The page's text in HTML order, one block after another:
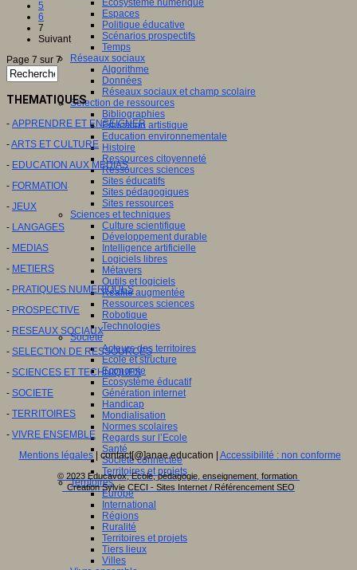
Ecosystème numérique
Espaces
Politique éducative
Scénarios prospectifs
Temps
Réseaux sociaux
Algorithme
Données
Réseaux sociaux et champ scolaire
Sélection de ressources
Bibliographies
Education artistique
Education environnementale
Histoire
Ressources citoyenneté
Ressources sciences
Sites éducatifs
Sites pédagogiques
Sites ressources
Sciences et techniques
Culture scientifique
Développement durable
Intelligence artificielle
Logiciels libres
Métavers
Outils et logiciels
Réalité augmentée
Ressources sciences
Robotique
Technologies
Société
Acteurs des territoires
Ecole et structure
Economie
Ecosystème éducatif
Génération internet
Handicap
Mondialisation
Normes scolaires
Regards sur l’Ecole
Santé
Société connectée
Territoires et projets
Territoires
Europe
International
Régions
Ruralité
Territoires et projets
Tiers lieux
Villes
5
6
7
Suivant
Page 7 sur 7
THEMATIQUES
- APPRENDRE ET ENSEIGNER
-ARTS ET CULTURE
- EDUCATION AUX MEDIAS
- FORMATION
- JEUX
- LANGAGES
- MEDIAS
- METIERS
- PRATIQUES NUMERIQUES
- PROSPECTIVE
- RESEAUX SOCIAUX
- SELECTION DE RESSOURCES
- SCIENCES ET TECHNIQUES
- SOCIETE
- TERRITOIRES
- VIVRE ENSEMBLE
Mentions légales| contact[@]anae.education | Accessibilité : non conforme
© 2023 Educavox, Ecole, pédagogie, enseignement, formation
Creation Sylvie CECI - Sites Internet / Référencement SEO